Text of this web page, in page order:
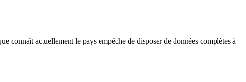
connaît actuellement le pays empêche de disposer de données complètes à